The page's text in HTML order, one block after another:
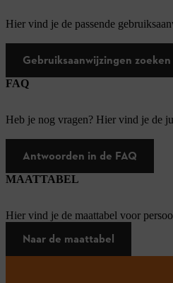
Hier vind je de passende
Gebruiksaanwijzingen zoeken
FAQ
Heb je nog vragen? Hier vind je de
Antwoorden in de FAQ
MAATTABEL
Hier vind je de maattabel voor
Naar de maattabel